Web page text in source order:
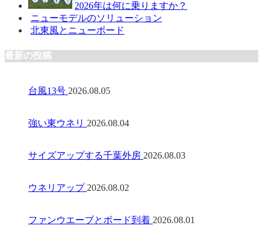
2026年は何に乗りますか？
ニューモデルのソリューション
北東風とニューボード
最新の投稿
台風13号 2026.08.05
強い東ウネリ 2026.08.04
サイズアップする千葉外房 2026.08.03
ウネリアップ 2026.08.02
ファンウエーブとボード到着 2026.08.01